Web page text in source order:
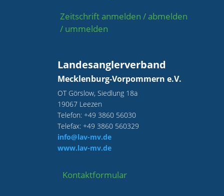
Zeitschrift anmelden / abmelden
/ ummelden
Landesanglerverband
Mecklenburg-Vorpommern e.V.
OT Görslow, Siedlung 18a
19067 Leezen
Telefon: +49 3860 56030
Telefax: +49 3860 560329
info@lav-mv.de
www.lav-mv.de
Kontaktformular